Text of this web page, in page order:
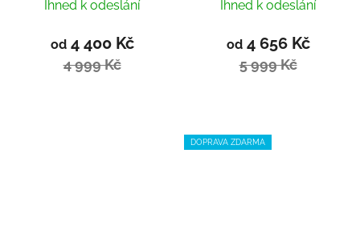
Ihned k odeslání
od4 400 Kč
4 999 Kč
Ihned k odeslání
od4 656 Kč
5 999 Kč
DOPRAVA ZDARMA